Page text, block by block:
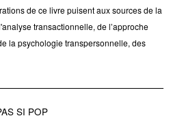
de ce livre puisent aux sources de la
transactionnelle, de l’approche
la psychologie transpersonnelle, des
SI POP